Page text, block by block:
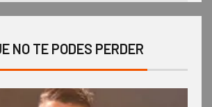
NO TE PODES PERDER